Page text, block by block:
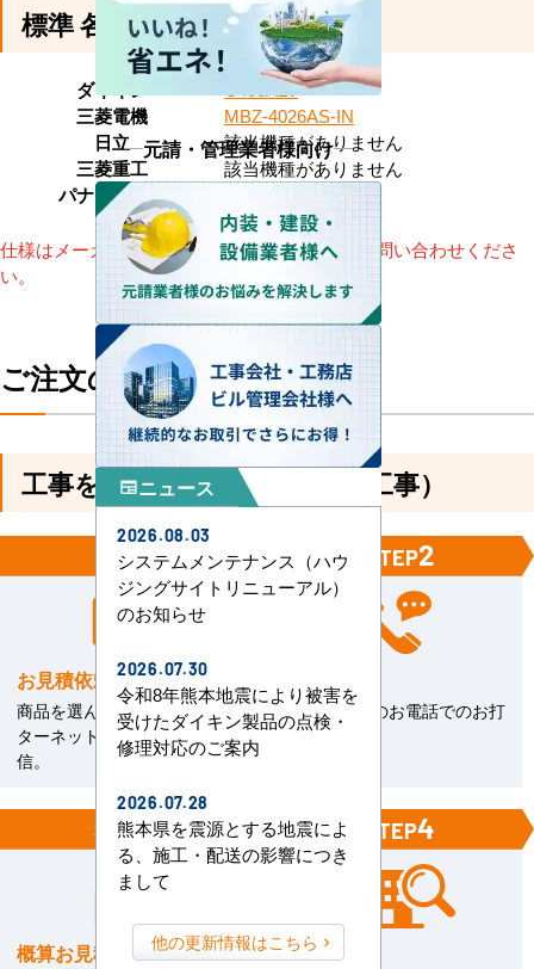
標準 各メーカーの参考型番
ダイキン
C403ALV
三菱電機
MBZ-4026AS-IN
日立
該当機種がありません
三菱重工
該当機種がありません
パナソニック
仕様はメーカーによって異なります。詳細はお問い合わせくださ
い。
ご注文の流れ
工事を依頼される方（機器＋工事）
STEP1
お見積依頼
商品を選んで見積依頼をイン
ターネットまたはFAXで送
信。
STEP2
当社担当とのお電話でのお打
合せ。
STEP3
概算お見積書を確認
STEP4
現場下見
元請・管理業者様向け
newspaperニュース
2026.08.03
システムメンテナンス（ハウ
ジングサイトリニューアル）
のお知らせ
2026.07.30
令和8年熊本地震により被害を
受けたダイキン製品の点検・
修理対応のご案内
2026.07.28
熊本県を震源とする地震によ
る、施工・配送の影響につき
まして
他の更新情報はこちら